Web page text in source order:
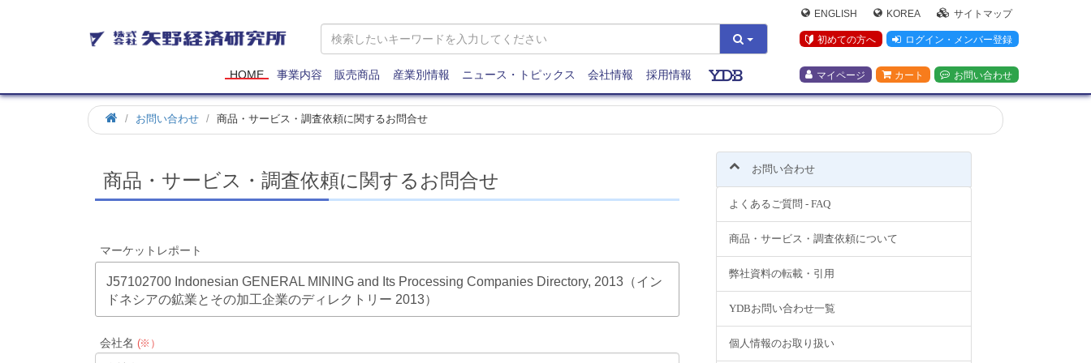
矢
野
研
究
所
ENGLISH KOREA サイトマップ
初めての方へ ログイン・メンバー登録
マイページ カート お問い合わせ
HOME 事業内容 販売商品 産業別情報 ニュース・トピックス 会社情報 採用情報
お問い合わせ 商品・サービス・調査依頼に関するお問合せ
商品・サービス・調査依頼に関するお問合せ
マーケットレポート
J57102700 Indonesian GENERAL MINING and Its Processing Companies Directory, 2013（イン
ドネシアの鉱業とその加工企業のディレクトリー 2013）
会社名 (※）
お問い合わせ
よくあるご質問 - FAQ
商品・サービス・調査依頼について
弊社資料の転載・引用
YDBお問い合わせ一覧
個人情報のお取り扱い